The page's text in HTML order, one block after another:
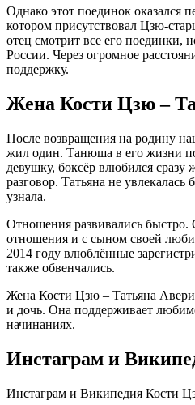
Однако этот поединок оказался
котором присутствовал Цзю-
отец смотрит все его поединки,
России. Через огромное
поддержку.
Жена Кости Цзю –
После возвращения на родину
жил один. Танюша в его жизни
девушку, боксёр влюбился сразу
разговор. Татьяна не
узнала.
Отношения развивались быстро.
отношения и с сыном своей
2014 году влюблённые
также обвенчались.
Жена Кости Цзю – Татьяна
и дочь. Она поддерживает
начинаниях.
Инстаграм и
Инстаграм и Википедия Кости